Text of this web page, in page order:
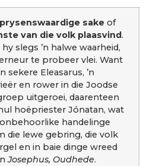
prysenswaardige sake of
van die volk plaasvind.
slegs ’n halwe waarheid,
te probeer vlei. Want
sekere Eleasarus, ’n
en rower in die Joodse
uitgeroei, daarenteen
hoëpriester Jónatan, wat
handelinge
die lewe gebring, die volk
en in baie dinge wreed
Josephus, Oudhede.